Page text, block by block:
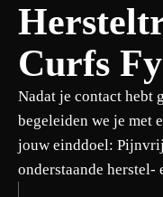
Curfs
Nadat je contact hebt
begeleiden we je met
jouw einddoel:
onderstaande